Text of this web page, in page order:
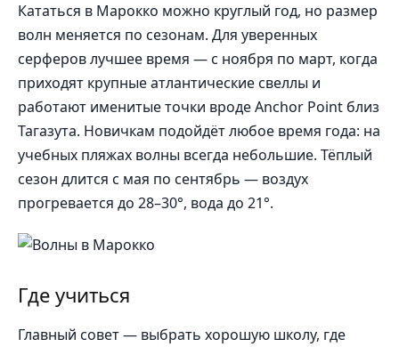
Кататься в Марокко можно круглый год, но размер
волн меняется по сезонам. Для уверенных
серферов лучшее время — с ноября по март, когда
приходят крупные атлантические свеллы и
работают именитые точки вроде Anchor Point близ
Тагазута. Новичкам подойдёт любое время года: на
учебных пляжах волны всегда небольшие. Тёплый
сезон длится с мая по сентябрь — воздух
прогревается до 28–30°, вода до 21°.
Где учиться
Главный совет — выбрать хорошую школу, где